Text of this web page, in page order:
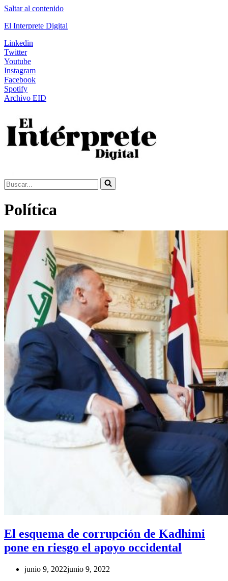
Saltar al contenido
El Interprete Digital
Linkedin
Twitter
Youtube
Instagram
Facebook
Spotify
Archivo EID
Buscar...
Política
El esquema de corrupción de Kadhimi
pone en riesgo el apoyo occidental
junio 9, 2022junio 9, 2022